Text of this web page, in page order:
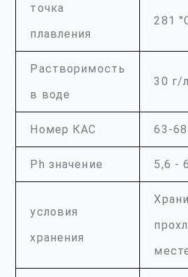
точка
плавления
281
Растворимость
в воде
30 г/
Номер КАС 63-
Ph значение 5,6 -
условия
хранения